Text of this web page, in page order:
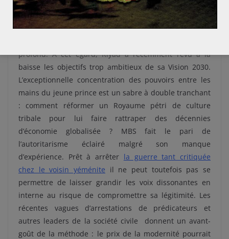
La modernisation saoudienne s’apparente bien plus à
une stratégie de communication doublée de réformes
profond. A cet égard, Riyad a récemment revu à la
baisse les objectifs trop ambitieux de sa Vision 2030.
L’exceptionnelle concentration des pouvoirs entre les
mains du jeune prince est un sabre à double tranchant
: comment réformer un Royaume pétri de culture
tribale pour lui faire rattraper des décennies
d’économie globalisée ? MBS fait le pari de
l’autoritarisme éclairé malgré son manque
d’expérience. Prêt à arrêter la guerre tant critiquée
chez le voisin yéménite il ne peut toutefois pas se
permettre de laisser grandir les voix dissonantes en
interne au risque de compromettre sa légitimité. Les
récentes vagues d’arrestations de prédicateurs et
autres leaders de la société civile donnent un avant-
goût de la méthode : le prix de la modernité pourrait